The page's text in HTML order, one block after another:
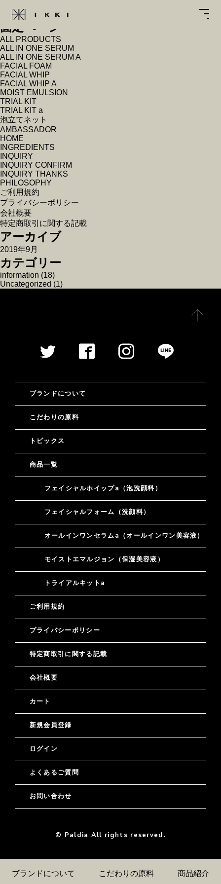
ブランドについて こだわりの原料 商品紹介
固定ページ
ALL PRODUCTS
ALL IN ONE SERUM
ALL IN ONE SERUM A
FACIAL FOAM
FACIAL WHIP
FACIAL WHIP A
MOIST EMULSION
TRIAL KIT
TRIAL KIT a
泡立てネット
AMBASSADOR
HOME
INGREDIENTS
INQUIRY
INQUIRY CONFIRM
INQUIRY THANKS
PHILOSOPHY
ご利用規約
プライバシーポリシー
会社概要
特定商取引に関する記載
アーカイブ
2019年9月
カテゴリー
information (18)
Uncategorized (1)
ブランドについて
こだわりの原料
トピックス
商品一覧
フェイシャルホイップa（泡洗顔料）
フェイシャルフォーム（洗顔料）
オールインワンセラムa（オールインワン美容液）
モイストエマルジョン（保湿美容液）
トライアルキットa
ご利用規約
プライバシーポリシー
特定商取引に関する記載
会社概要
カート
新規会員登録
ログイン
よくあるご質問
お問い合わせ
© Paldia All rights reserved.